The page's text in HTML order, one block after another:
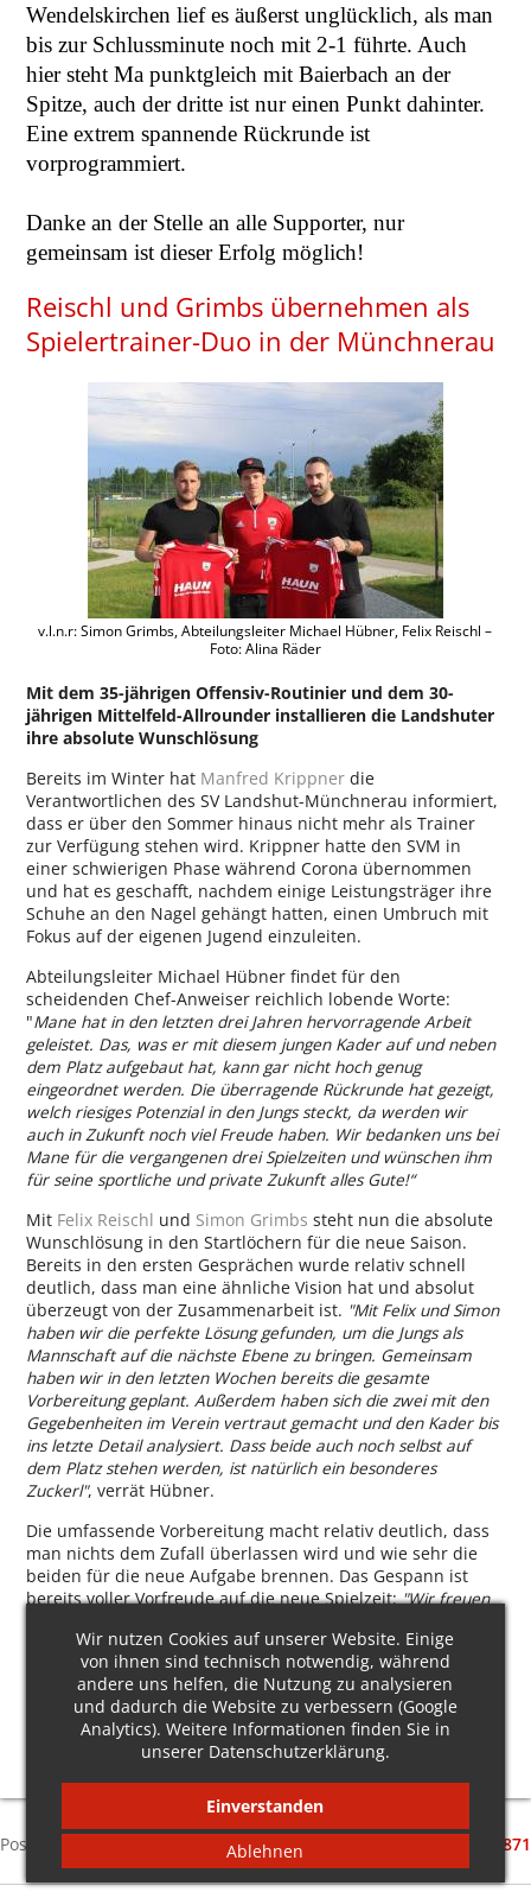
Wendelskirchen lief es äußerst unglücklich, als man
bis zur Schlussminute noch mit 2-1 führte. Auch
hier steht Ma punktgleich mit Baierbach an der
Spitze, auch der dritte ist nur einen Punkt dahinter.
Eine extrem spannende Rückrunde ist
vorprogrammiert.
Danke an der Stelle an alle Supporter, nur
gemeinsam ist dieser Erfolg möglich!
Reischl und Grimbs übernehmen als
Spielertrainer-Duo in der Münchnerau
v.l.n.r: Simon Grimbs, Abteilungsleiter Michael Hübner, Felix Reischl –
Foto: Alina Räder
Mit dem 35-jährigen Offensiv-Routinier und dem 30-
jährigen Mittelfeld-Allrounder installieren die Landshuter
ihre absolute Wunschlösung
Bereits im Winter hat Manfred Krippner die
Verantwortlichen des SV Landshut-Münchnerau informiert,
dass er über den Sommer hinaus nicht mehr als Trainer
zur Verfügung stehen wird. Krippner hatte den SVM in
einer schwierigen Phase während Corona übernommen
und hat es geschafft, nachdem einige Leistungsträger ihre
Schuhe an den Nagel gehängt hatten, einen Umbruch mit
Fokus auf der eigenen Jugend einzuleiten.
Abteilungsleiter Michael Hübner findet für den
scheidenden Chef-Anweiser reichlich lobende Worte:
"Mane hat in den letzten drei Jahren hervorragende Arbeit
geleistet. Das, was er mit diesem jungen Kader auf und neben
dem Platz aufgebaut hat, kann gar nicht hoch genug
eingeordnet werden. Die überragende Rückrunde hat gezeigt,
welch riesiges Potenzial in den Jungs steckt, da werden wir
auch in Zukunft noch viel Freude haben. Wir bedanken uns bei
Mane für die vergangenen drei Spielzeiten und wünschen ihm
für seine sportliche und private Zukunft alles Gute!“
Mit Felix Reischl und Simon Grimbs steht nun die absolute
Wunschlösung in den Startlöchern für die neue Saison.
Bereits in den ersten Gesprächen wurde relativ schnell
deutlich, dass man eine ähnliche Vision hat und absolut
überzeugt von der Zusammenarbeit ist. "Mit Felix und Simon
haben wir die perfekte Lösung gefunden, um die Jungs als
Mannschaft auf die nächste Ebene zu bringen. Gemeinsam
haben wir in den letzten Wochen bereits die gesamte
Vorbereitung geplant. Außerdem haben sich die zwei mit den
Gegebenheiten im Verein vertraut gemacht und den Kader bis
ins letzte Detail analysiert. Dass beide auch noch selbst auf
dem Platz stehen werden, ist natürlich ein besonderes
Zuckerl", verrät Hübner.
Die umfassende Vorbereitung macht relativ deutlich, dass
man nichts dem Zufall überlassen wird und wie sehr die
beiden für die neue Aufgabe brennen. Das Gespann ist
bereits voller Vorfreude auf die neue Spielzeit:"Wir freuen
die Zusammenarbeit mit einer jungen, hungrigen Mannschaft,
in der viel Potenzial steckt. Darüber hinaus überzeugt der SV
Münchnerau mit einem gesunden, familiären Umfeld und
optimalen Bedingungen auf und neben dem Platz. Wir hoffen
auf eine erfolgreiche Saison.“
Postanschrift: Am Eisweiher 30 • 84034 Landshut • Tel.
+49 (0) 871
9654064•info@sv-landshut-muenchnerau.de
Wir nutzen Cookies auf unserer Website. Einige
von ihnen sind technisch notwendig, während
andere uns helfen, die Nutzung zu analysieren
und dadurch die Website zu verbessern (Google
Analytics). Weitere Informationen finden Sie in
unserer Datenschutzerklärung.
Einverstanden
Ablehnen